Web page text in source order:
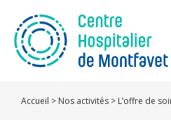
Accueil > Nos activités > L’offre de